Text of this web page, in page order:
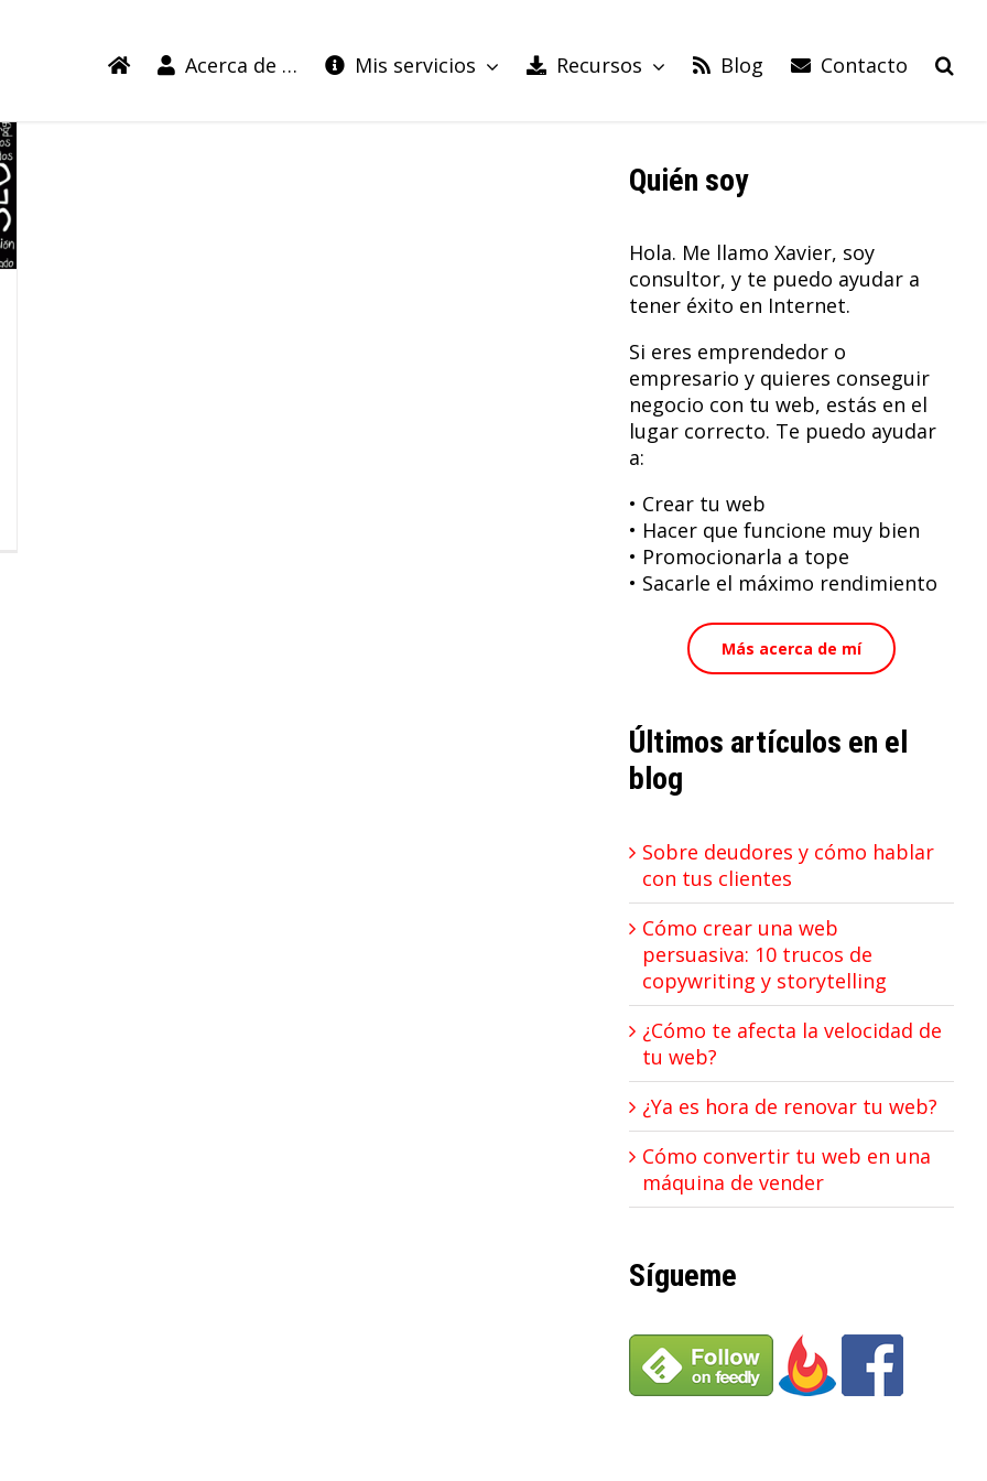
Acerca de … Mis servicios Recursos Blog Contacto
Quién soy
Hola. Me llamo Xavier, soy
consultor, y te puedo ayudar a
tener éxito en Internet.
Si eres emprendedor o
empresario y quieres conseguir
negocio con tu web, estás en el
lugar correcto. Te puedo ayudar
a:
• Crear tu web
• Hacer que funcione muy bien
• Promocionarla a tope
• Sacarle el máximo rendimiento
Más acerca de mí
Últimos artículos en el
blog
Sobre deudores y cómo hablar
con tus clientes
Cómo crear una web
persuasiva: 10 trucos de
copywriting y storytelling
¿Cómo te afecta la velocidad de
tu web?
¿Ya es hora de renovar tu web?
Cómo convertir tu web en una
máquina de vender
Sígueme